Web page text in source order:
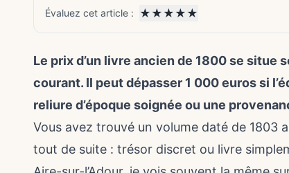
Évaluez cet article : ★ ★ ★ ★ ★
Le prix d’un livre ancien de 1800 se
courant. Il peut dépasser 1 000 euros si
reliure d’époque soignée ou une
Vous avez trouvé un volume daté de 1803
tout de suite : trésor discret ou livre